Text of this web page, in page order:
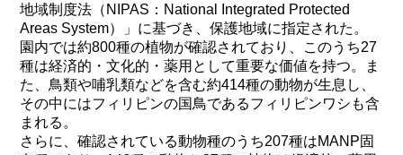
地域制度法（NIPAS：National Integrated Protected
Areas System）」に基づき、保護地域に指定された。
園内では約800種の植物が確認されており、このうち27
種は経済的・文化的・薬用として重要な価値を持つ。ま
た、鳥類や哺乳類などを含む約414種の動物が生息し、
その中にはフィリピンの国鳥であるフィリピンワシも含
まれる。
さらに、確認されている動物種のうち207種はMANP固